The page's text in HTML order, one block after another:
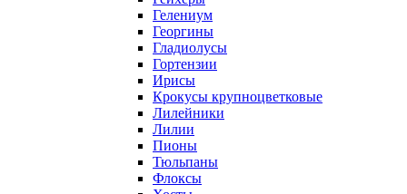
Гелениум
Георгины
Гладиолусы
Гортензии
Ирисы
Крокусы крупноцветковые
Лилейники
Лилии
Пионы
Тюльпаны
Флоксы